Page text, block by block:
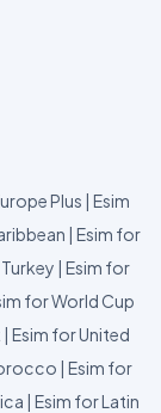
Plus | Esim
| Esim for
| Esim for
for World Cup
| Esim for United
| Esim for
| Esim for Latin